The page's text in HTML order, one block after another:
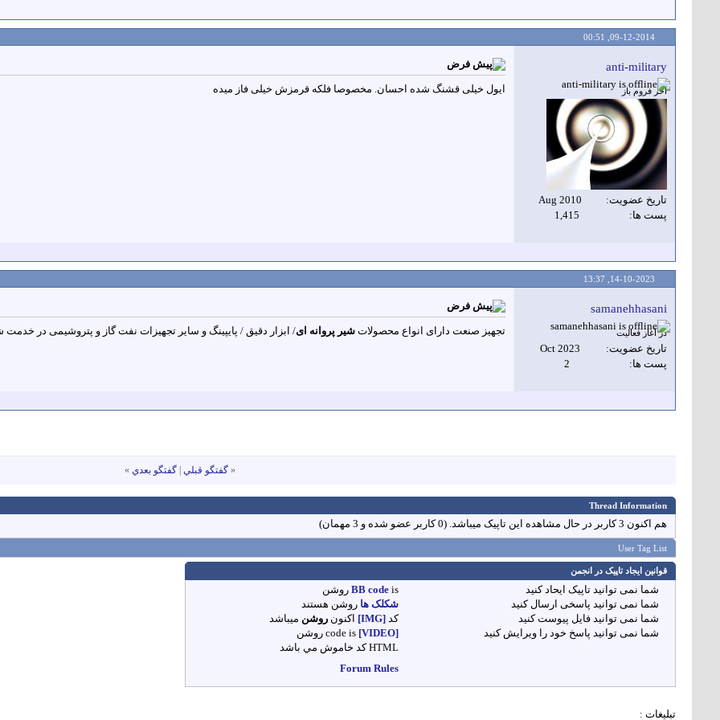
09-12-2014,
00:51
anti-military
آخر فروم باز
تاريخ عضويت
Aug 2010
پست ها
1,415
ایول خیلی قشنگ شده احسان. مخصوصا فلکه قرمزش خیلی فاز میده
14-10-2023,
13:37
samanehhasani
در آغاز فعالیت
تاريخ عضويت
Oct 2023
پست ها
2
تجهیز صنعت دارای انواع محصولات شیر پروانه ای/ ابزار دقیق / پایپینگ و سایر تجهیزات نفت گاز و پتروشیمی در
« گفتگو قبلي گفتگو بعدي »
Thread Information
هم اکنون 3 کاربر در حال مشاهده این تاپیک میباشد. (0 کاربر عضو شده و 3 مهمان)
User Tag List
قوانين ايجاد تاپيک در انجمن
شما نمی توانیدتاپیک ایحاد کنید
شما نمی توانیدپاسخی ارسال کنید
شما نمی توانیدفایل پیوست کنید
شما نمی توانیدپاسخ خود را ویرایش کنید
BB code is
روشن
شکلک ها روشن هستند
کد [IMG] اکنون روشن میباشد
[VIDEO]
روشن
HTML کد
خاموش مي باشد
Forum Rules
تبلیغات :